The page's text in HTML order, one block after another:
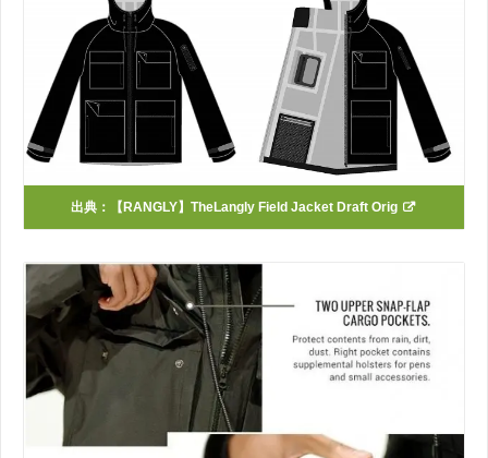
出典： 【RANGLY】TheLangly Field Jacket Draft Orig